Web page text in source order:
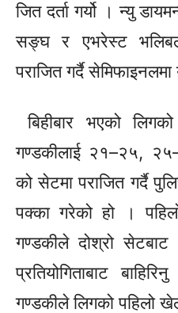
जित दर्ता गर्यो । न्यु
सङ्घर एभरेस्ट
पराजित गर्दै
बिहीबार भएको
गण्डकीलाई २१–२५,
को सेटमा पराजित गर्दै
पक्का गरेको हो ।
गण्डकीले दोश्रो
प्रतियोगिताबाट
गण्डकीले लिगको पहिलो